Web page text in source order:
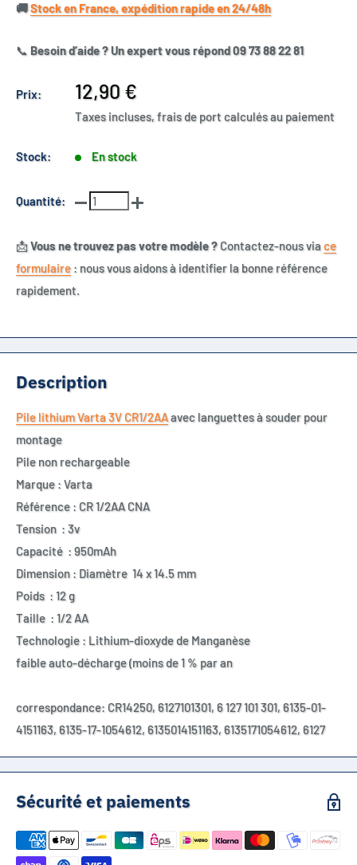
🚚​Stock en France, expédition rapide en 24/48h
📞 Besoin d’aide ? Un expert vous répond 09 73 88 22 81
Prix:
Prix
réduit
12,90 €
Taxes incluses, frais de port calculés au paiement
Stock: En stock
Quantité:
📩Vous ne trouvez pas votre modèle ?Contactez-nous viace
formulaire : nous vous aidons à identifier la bonne référence
rapidement.
Description
Pile lithium Varta 3V CR1/2AAavec languettes à souder pour
montage
Pile non rechargeable
Marque : Varta
Référence : CR 1/2AA CNA
Tension : 3v
Capacité : 950mAh
Dimension : Diamètre 14 x 14.5 mm
Poids : 12 g
Taille : 1/2 AA
Technologie : Lithium-dioxyde de Manganèse
faible auto-décharge (moins de 1 % par an
correspondance: CR14250, 6127101301, 6 127 101 301, 6135-01-
4151163, 6135-17-1054612, 6135014151163, 6135171054612, 6127
Sécurité et paiements